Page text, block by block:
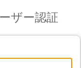
ザー認証